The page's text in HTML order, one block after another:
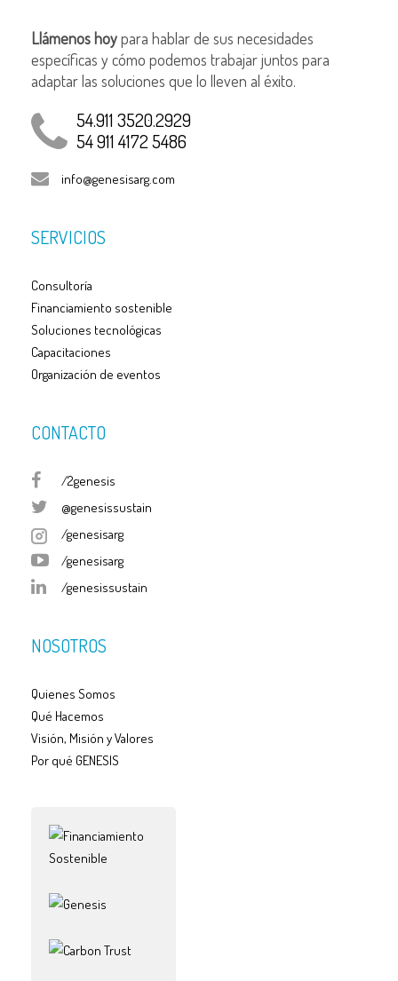
Llámenos hoypara hablar de sus necesidades
específicas y cómo podemos trabajar juntos para
adaptar las soluciones que lo lleven al éxito.
54.911 3520.2929
54 911 4172 5486
info@genesisarg.com
SERVICIOS
Consultoría
Financiamiento sostenible
Soluciones tecnológicas
Capacitaciones
Organización de eventos
CONTACTO
/2genesis
@genesissustain
/genesisarg
/genesisarg
/genesissustain
NOSOTROS
Quienes Somos
Qué Hacemos
Visión, Misión y Valores
Por qué GENESIS